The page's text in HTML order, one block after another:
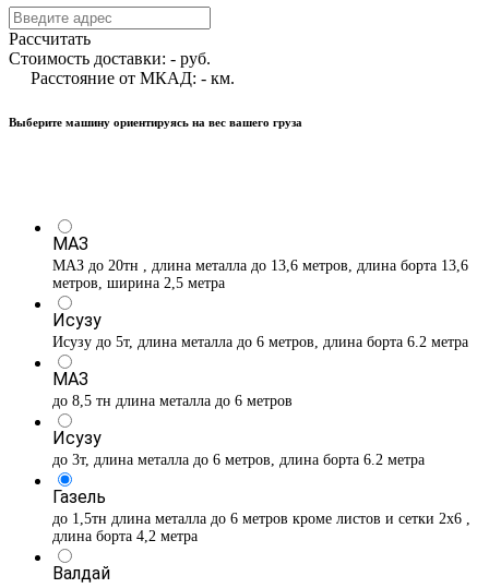
Рассчитать
Стоимость доставки: - руб.
Расстояние от МКАД: - км.
Выберите машину ориентируясь на вес вашего груза
МАЗ
МАЗ до 20тн , длина металла до 13,6 метров, длина борта 13,6
метров, ширина 2,5 метра
Исузу
Исузу до 5т, длина металла до 6 метров, длина борта 6.2 метра
МАЗ
до 8,5 тн длина металла до 6 метров
Исузу
до 3т, длина металла до 6 метров, длина борта 6.2 метра
Газель
до 1,5тн длина металла до 6 метров кроме листов и сетки 2х6 ,
длина борта 4,2 метра
Валдай